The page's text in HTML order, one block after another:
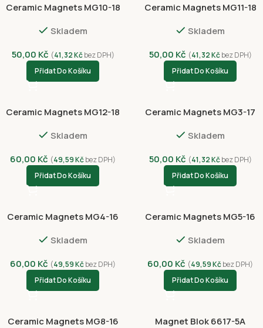
Ceramic Magnets MG10-18
Skladem
50,00 Kč (41,32Kčbez DPH)
Přidat Do Košíku
Ceramic Magnets MG11-18
Skladem
50,00 Kč (41,32Kčbez DPH)
Přidat Do Košíku
Ceramic Magnets MG12-18
Skladem
60,00 Kč (49,59Kčbez DPH)
Přidat Do Košíku
Ceramic Magnets MG3-17
Skladem
50,00 Kč (41,32Kčbez DPH)
Přidat Do Košíku
Ceramic Magnets MG4-16
Skladem
60,00 Kč (49,59Kčbez DPH)
Přidat Do Košíku
Ceramic Magnets MG5-16
Skladem
60,00 Kč (49,59Kčbez DPH)
Přidat Do Košíku
Ceramic Magnets MG8-16
Magnet Blok 6617-5A